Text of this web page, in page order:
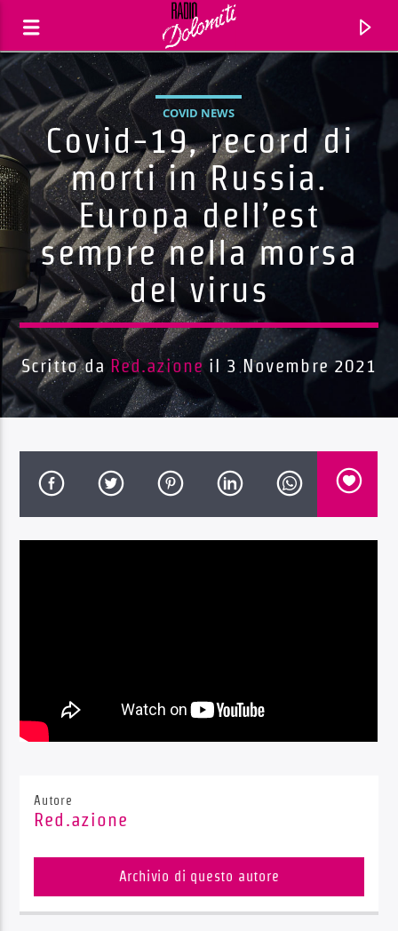
Traccia corrente
Titolo
Artista
Radio Dolomiti
COVID NEWS
Covid-19, record di
morti in Russia.
Europa dell’est
sempre nella morsa
del virus
Scritto da Red.azione il 3 Novembre 2021
Autore
Red.azione
Archivio di questo autore